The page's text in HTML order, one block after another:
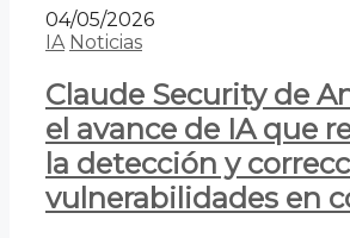
04/05/2026
IA Noticias
Claude Security de
el avance de IA que
la detección y
vulnerabilidades en